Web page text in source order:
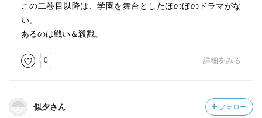
この二巻目以降は、学園を舞台としたほのぼのドラマがな
い。
あるのは戦い＆殺戮。
0 詳細をみる
似夕さん フォロー